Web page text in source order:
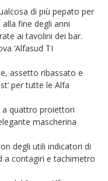
di più pepato per
alla fine degli anni
ai tavolini dei bar.
‘Alfasud TI
assetto ribassato e
per tutte le Alfa
a quattro proiettori
mascherina
degli utili indicatori di
a contagiri e tachimetro